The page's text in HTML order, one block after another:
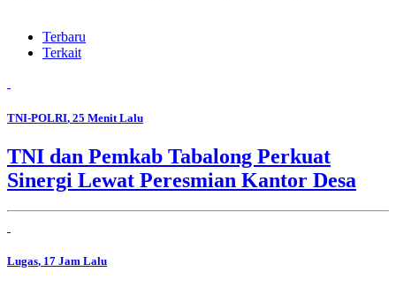
Terbaru
Terkait
TNI-POLRI, 25 Menit Lalu
TNI dan Pemkab Tabalong Perkuat
Sinergi Lewat Peresmian Kantor Desa
Lugas, 17 Jam Lalu